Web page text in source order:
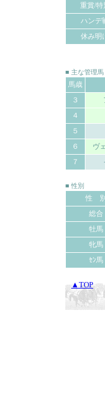
重賞/特
ハンデ
休み明
■ 主な管理馬
馬歳
３
４
５
６
ヴ
７
■ 性別
性 別
総合
牡馬
牝馬
ｾﾝ馬
▲TOP